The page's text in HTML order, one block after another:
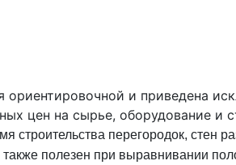
и приведена
цен на сырье, оборудование и
строительства перегородок, стен
полезен при выравнивании